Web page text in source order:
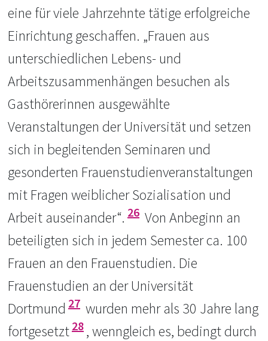
eine für viele Jahrzehnte tätige erfolgreiche
Einrichtung geschaffen. „Frauen aus
unterschiedlichen Lebens- und
Arbeitszusammenhängen besuchen als
Gasthörerinnen ausgewählte
Veranstaltungen der Universität und setzen
sich in begleitenden Seminaren und
gesonderten Frauenstudienveranstaltungen
mit Fragen weiblicher Sozialisation und
Arbeit auseinander“. 26 Von Anbeginn an
beteiligten sich in jedem Semester ca. 100
Frauen an den Frauenstudien. Die
Frauenstudien an der Universität
Dortmund 27 wurden mehr als 30 Jahre lang
fortgesetzt 28 , wenngleich es, bedingt durch